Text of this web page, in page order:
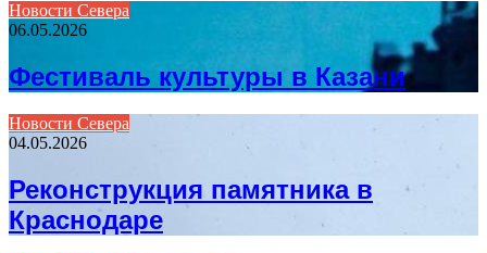
for
Новости Севера
06.05.2026
Фестиваль культуры в Казани
Новости Севера
04.05.2026
Реконструкция памятника в
Краснодаре